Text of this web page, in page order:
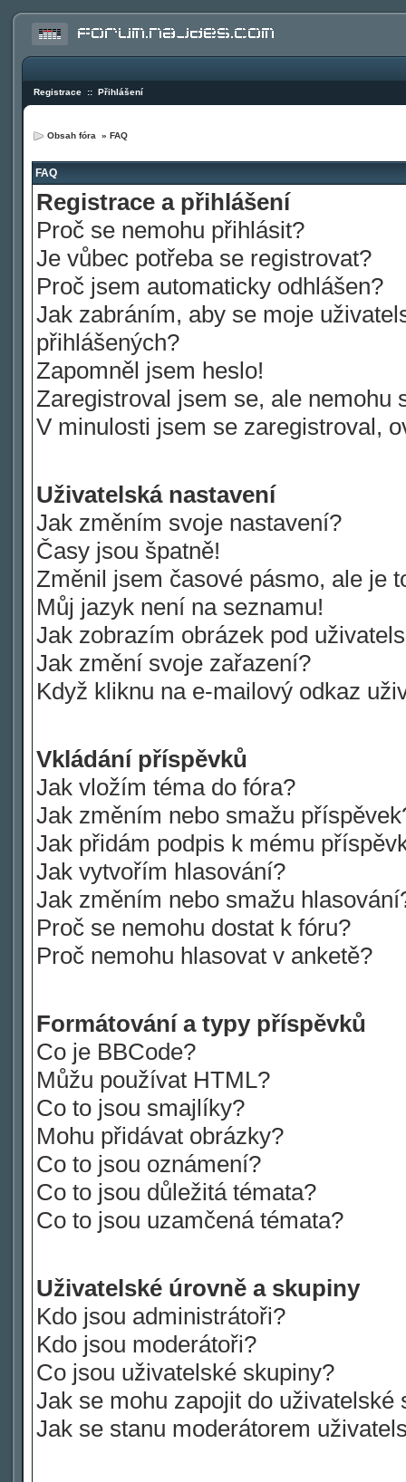
Registrace :: Přihlášení
Obsah fóra » FAQ
FAQ
Registrace a přihlášení
Proč se nemohu přihlásit?
Je vůbec potřeba se registrovat?
Proč jsem automaticky odhlášen?
Jak zabráním, aby se moje
přihlášených?
Zapomněl jsem heslo!
Zaregistroval jsem se, ale nemohu
V minulosti jsem se zaregistroval,
Uživatelská nastavení
Jak změním svoje nastavení?
Časy jsou špatně!
Změnil jsem časové pásmo, ale je
Můj jazyk není na seznamu!
Jak zobrazím obrázek pod
Jak změní svoje zařazení?
Když kliknu na e-mailový odkaz
Vkládání příspěvků
Jak vložím téma do fóra?
Jak změním nebo smažu
Jak přidám podpis k mému
Jak vytvořím hlasování?
Jak změním nebo smažu
Proč se nemohu dostat k fóru?
Proč nemohu hlasovat v anketě?
Formátování a typy příspěvků
Co je BBCode?
Můžu používat HTML?
Co to jsou smajlíky?
Mohu přidávat obrázky?
Co to jsou oznámení?
Co to jsou důležitá témata?
Co to jsou uzamčená témata?
Uživatelské úrovně a skupiny
Kdo jsou administrátoři?
Kdo jsou moderátoři?
Co jsou uživatelské skupiny?
Jak se mohu zapojit do uživatelské
Jak se stanu moderátorem